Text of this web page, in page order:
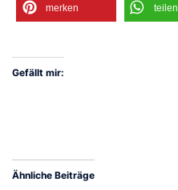
merken teilen
Gefällt mir:
Ähnliche Beiträge